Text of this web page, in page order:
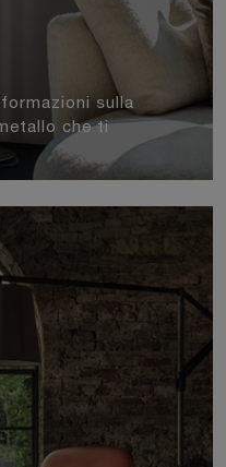
sulla
che ti